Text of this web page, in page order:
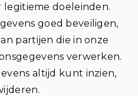
legitieme doeleinden.
goed beveiligen,
partijen die in onze
verwerken.
altijd kunt inzien,